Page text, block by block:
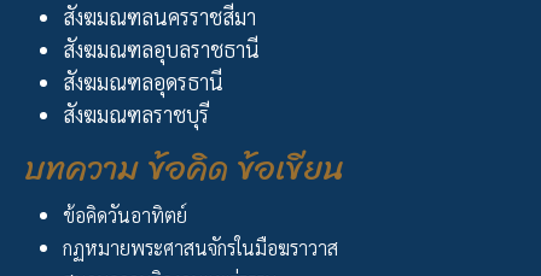
สังฆมณฑลนครราชสีมา
สังฆมณฑลอุบลราชธานี
สังฆมณฑลอุดรธานี
สังฆมณฑลราชบุรี
บทความ ข้อคิด ข้อเขียน
ข้อคิดวันอาทิตย์
กฏหมายพระศาสนจักรในมือฆราวาส